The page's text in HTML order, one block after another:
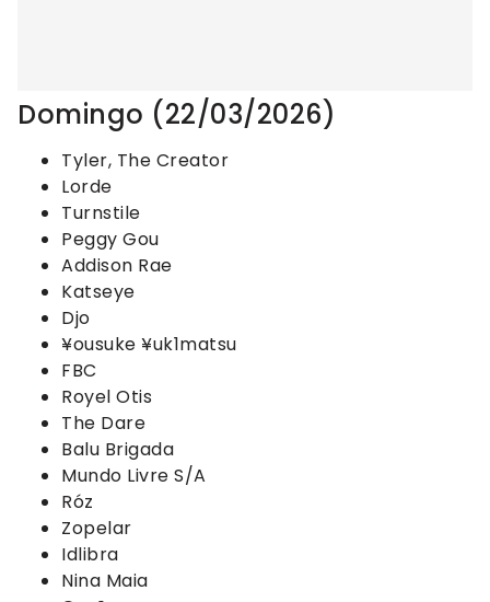
Domingo (22/03/2026)
Tyler, The Creator
Lorde
Turnstile
Peggy Gou
Addison Rae
Katseye
Djo
¥ousuke ¥uk1matsu
FBC
Royel Otis
The Dare
Balu Brigada
Mundo Livre S/A
Róz
Zopelar
Idlibra
Nina Maia